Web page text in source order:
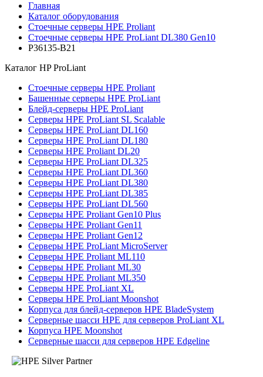
Главная
Каталог оборудования
Стоечные серверы HPE Proliant
Стоечные серверы HPE ProLiant DL380 Gen10
P36135-B21
Каталог HP ProLiant
Стоечные серверы HPE Proliant
Башенные серверы HPE ProLiant
Блейд-серверы HPE ProLiant
Серверы HPE ProLiant SL Scalable
Серверы HPE ProLiant DL160
Серверы HPE ProLiant DL180
Серверы HPE Proliant DL20
Серверы HPE ProLiant DL325
Серверы HPE ProLiant DL360
Серверы HPE ProLiant DL380
Серверы HPE ProLiant DL385
Серверы HPE ProLiant DL560
Серверы HPE Proliant Gen10 Plus
Серверы HPE Proliant Gen11
Серверы HPE Proliant Gen12
Серверы HPE ProLiant MicroServer
Серверы HPE Proliant ML110
Серверы HPE Proliant ML30
Серверы HPE Proliant ML350
Серверы HPE ProLiant XL
Серверы HPE ProLiant Moonshot
Корпуса для блейд-серверов HPE BladeSystem
Серверные шасси HPE для серверов ProLiant XL
Корпуса HPE Moonshot
Серверные шасси для серверов HPE Edgeline